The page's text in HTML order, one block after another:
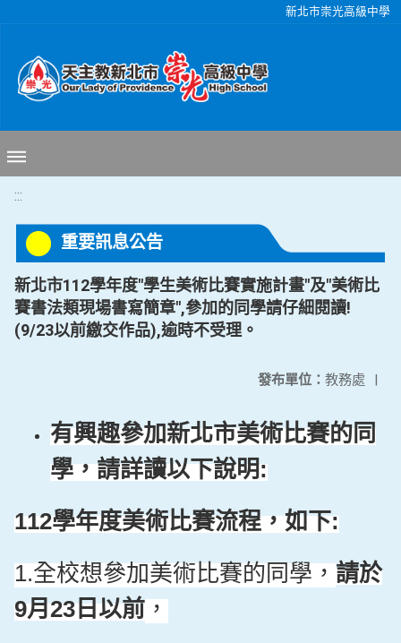
新北市崇光高級中學
:::
重要訊息公告
新北市112學年度"學生美術比賽實施計畫"及"美術比
賽書法類現場書寫簡章",參加的同學請仔細閱讀!
(9/23以前繳交作品),逾時不受理。
發布單位： 教務處 |
有興趣參加新北市美術比賽的同
學，請詳讀以下說明:
112學年度美術比賽流程，如下:
1.全校想參加美術比賽的同學，請於
9月23日以前，